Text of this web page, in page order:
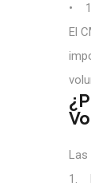
• 1
El
Las
1.